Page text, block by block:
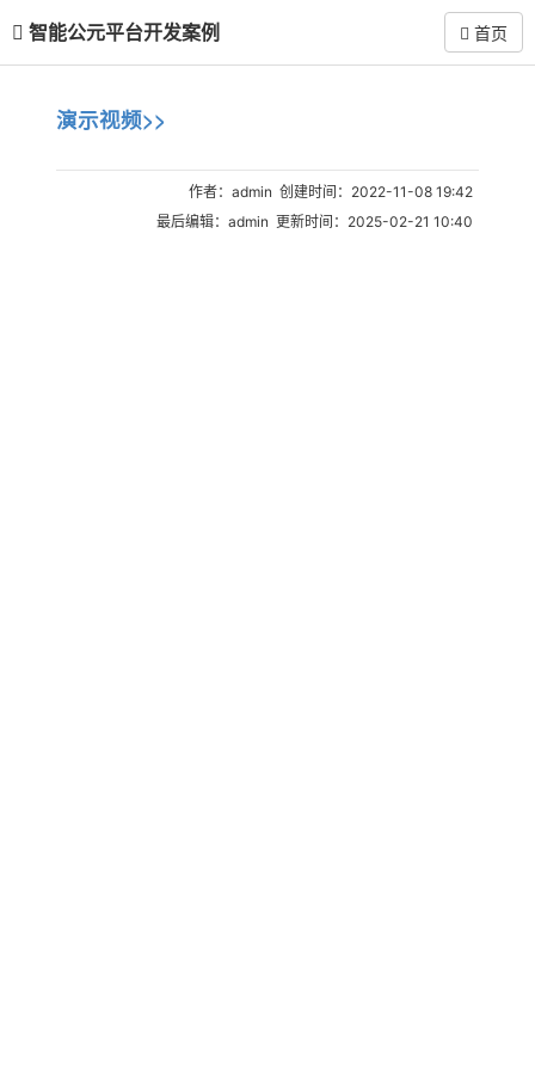
智能公元平台开发案例 首页
演示视频>>
作者：admin 创建时间：2022-11-08 19:42
最后编辑：admin 更新时间：2025-02-21 10:40